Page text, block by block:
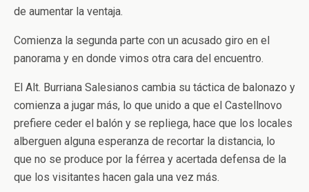
de aumentar la ventaja.
Comienza la segunda parte con un acusado giro en el
panorama y en donde vimos otra cara del encuentro.
El Alt. Burriana Salesianos cambia su táctica de balonazo y
comienza a jugar más, lo que unido a que el Castellnovo
prefiere ceder el balón y se repliega, hace que los locales
alberguen alguna esperanza de recortar la distancia, lo
que no se produce por la férrea y acertada defensa de la
que los visitantes hacen gala una vez más.